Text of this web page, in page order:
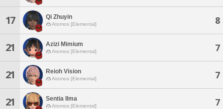
17 Qi Zhuyin
Atomos [Elemental] 8
21 Azizi Mimium
Atomos [Elemental] 7
21 Reioh Vision
Atomos [Elemental] 7
21 Sentia Ilma
Atomos [Elemental] 7